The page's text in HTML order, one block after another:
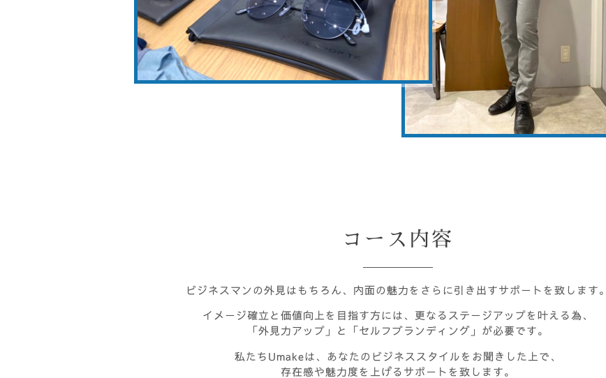
コース内容
ビジネスマンの外見はもちろん、内面の魅力をさらに引き出すサポートを致します。
イメージ確立と価値向上を目指す方には、更なるステージアップを叶える為、
「外見力アップ」と「セルフブランディング」が必要です。
私たちUmakeは、あなたのビジネススタイルをお聞きした上で、
存在感や魅力度を上げるサポートを致します。